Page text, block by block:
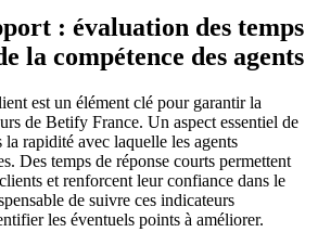
: évaluation des temps
la compétence des agents
est un élément clé pour garantir la
de Betify France. Un aspect essentiel de
la rapidité avec laquelle les agents
Des temps de réponse courts permettent
et renforcent leur confiance dans le
de suivre ces indicateurs
les éventuels points à améliorer.